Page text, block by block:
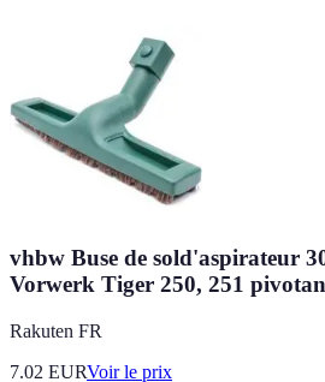
vhbw Buse de sold'aspirateur
Vorwerk Tiger 250, 251
Rakuten FR
7.02 EURVoir le prix